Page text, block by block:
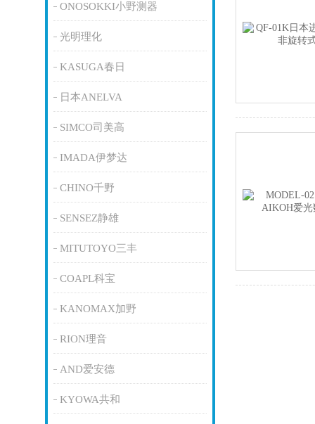
ONOSOKKI小野测器
光明理化
KASUGA春日
日本ANELVA
SIMCO司美高
IMADA伊梦达
CHINO千野
SENSEZ静雄
MITUTOYO三丰
COAPL科宝
KANOMAX加野
RION理音
AND爱安德
KYOWA共和